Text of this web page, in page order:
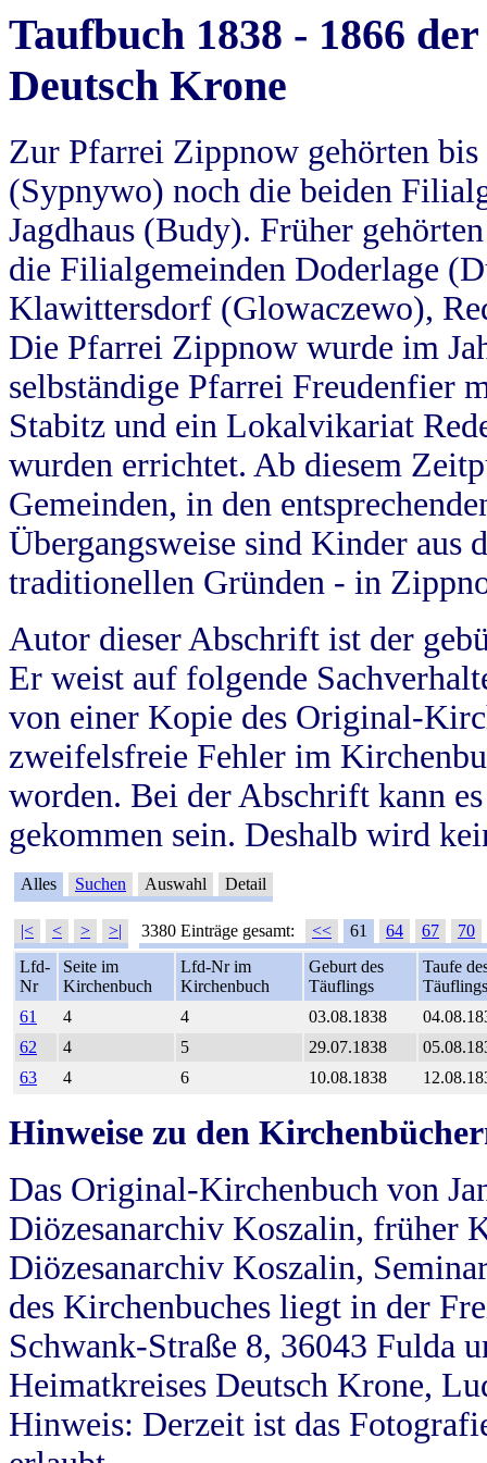
Taufbuch 1838 - 1866
Deutsch Krone
Zur Pfarrei Zippnow gehörten
(Sypnywo) noch die beiden
Jagdhaus (Budy). Früher
die Filialgemeinden Doderlage
Klawittersdorf (Glowaczewo),
Die Pfarrei Zippnow wurde im
selbständige Pfarrei Freudenfier
Stabitz und ein Lokalvikariat
wurden errichtet. Ab diesem
Gemeinden, in den
Übergangsweise sind Kinder aus
traditionellen Gründen - in
Autor dieser Abschrift ist der
Er weist auf folgende
von einer Kopie des Original-
zweifelsfreie Fehler im
worden. Bei der Abschrift kann
gekommen sein. Deshalb wird
Alles Suchen Auswahl Detail
|< < > >| 3380 Einträge gesamt: << 61 64 67
70
Lfd-
Nr
Seite im
Kirchenbuch
Lfd-Nr im
Kirchenbuch
Geburt des
Täuflings
Taufe
Täuflings
61
4 4 03.08.1838
62
4 5 29.07.1838
63
4 6 10.08.1838
Hinweise zu den
Das Original-Kirchenbuch von
Diözesanarchiv Koszalin, früher
Diözesanarchiv Koszalin,
des Kirchenbuches liegt in der
Schwank-Straße 8, 36043 Fulda
Heimatkreises Deutsch Krone,
Hinweis: Derzeit ist das